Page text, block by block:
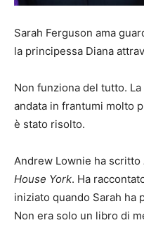
Sarah Ferguson ama
la principessa Diana
Non funziona del tutto.
andata in frantumi molto
è stato risolto.
Andrew Lownie ha scritto
House York. Ha
iniziato quando Sarah ha
Non era solo un libro di